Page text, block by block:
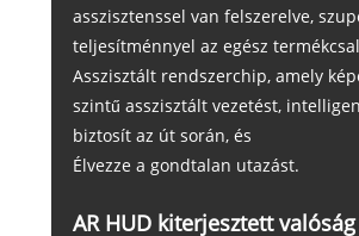
asszisztenssel van felszerelve,
teljesítménnyel az egész
Asszisztált rendszerchip, amely
szintű asszisztált vezetést,
biztosít az út során, és
Élvezze a gondtalan utazást.
AR HUD kiterjesztett